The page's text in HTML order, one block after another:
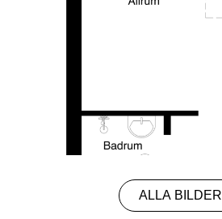
ALLA BILDER